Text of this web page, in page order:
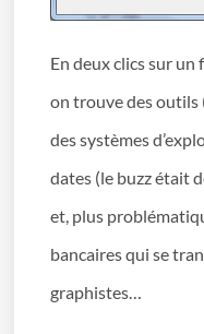
En deux clics sur
on trouve des outils
des systèmes
dates (le buzz était
et, plus
bancaires qui se
graphistes…